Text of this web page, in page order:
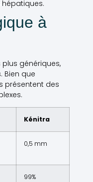
hépatiques.
à
génériques,
Bien que
présentent des
Kénitra
0,5 mm
99%